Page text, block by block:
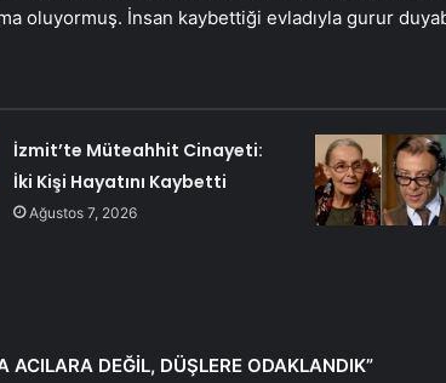
oluyormuş. İnsan kaybettiği evladıyla gurur
İzmit’te Müteahhit Cinayeti:
İki Kişi Hayatını Kaybetti
Ağustos 7, 2026
ACILARA DEĞİL, DÜŞLERE ODAKLANDIK”